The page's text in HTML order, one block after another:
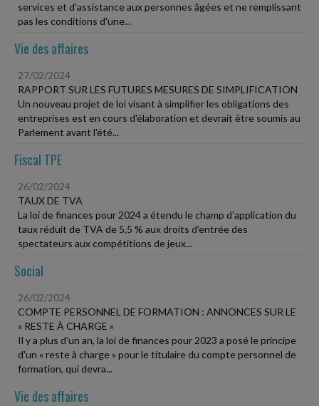
services et d'assistance aux personnes âgées et ne remplissant
pas les conditions d'une...
Vie des affaires
27/02/2024
RAPPORT SUR LES FUTURES MESURES DE SIMPLIFICATION
Un nouveau projet de loi visant à simplifier les obligations des
entreprises est en cours d'élaboration et devrait être soumis au
Parlement avant l'été...
Fiscal TPE
26/02/2024
TAUX DE TVA
La loi de finances pour 2024 a étendu le champ d'application du
taux réduit de TVA de 5,5 % aux droits d'entrée des
spectateurs aux compétitions de jeux...
Social
26/02/2024
COMPTE PERSONNEL DE FORMATION : ANNONCES SUR LE
« RESTE À CHARGE »
Il y a plus d'un an, la loi de finances pour 2023 a posé le principe
d'un « reste à charge » pour le titulaire du compte personnel de
formation, qui devra...
Vie des affaires